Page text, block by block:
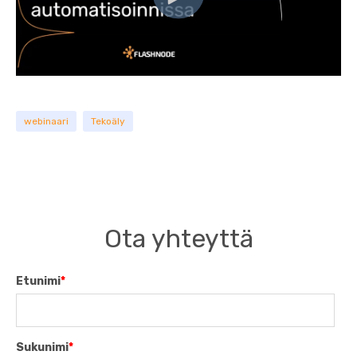
webinaari Tekoäly
Ota yhteyttä
Etunimi*
Sukunimi*